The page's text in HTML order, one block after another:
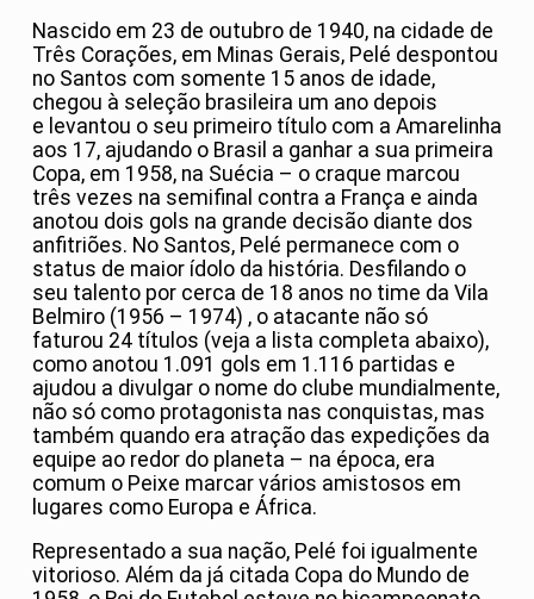
Nascido em 23 de outubro de 1940, na cidade de
Três Corações, em Minas Gerais, Pelé despontou
no Santos com somente 15 anos de idade,
chegou à seleção brasileira um ano depois
e levantou o seu primeiro título com a Amarelinha
aos 17, ajudando o Brasil a ganhar a sua primeira
Copa, em 1958, na Suécia – o craque marcou
três vezes na semifinal contra a França e ainda
anotou dois gols na grande decisão diante dos
anfitriões. No Santos, Pelé permanece com o
status de maior ídolo da história. Desfilando o
seu talento por cerca de 18 anos no time da Vila
Belmiro (1956 – 1974) , o atacante não só
faturou 24 títulos (veja a lista completa abaixo),
como anotou 1.091 gols em 1.116 partidas e
ajudou a divulgar o nome do clube mundialmente,
não só como protagonista nas conquistas, mas
também quando era atração das expedições da
equipe ao redor do planeta – na época, era
comum o Peixe marcar vários amistosos em
lugares como Europa e África.
Representado a sua nação, Pelé foi igualmente
vitorioso. Além da já citada Copa do Mundo de